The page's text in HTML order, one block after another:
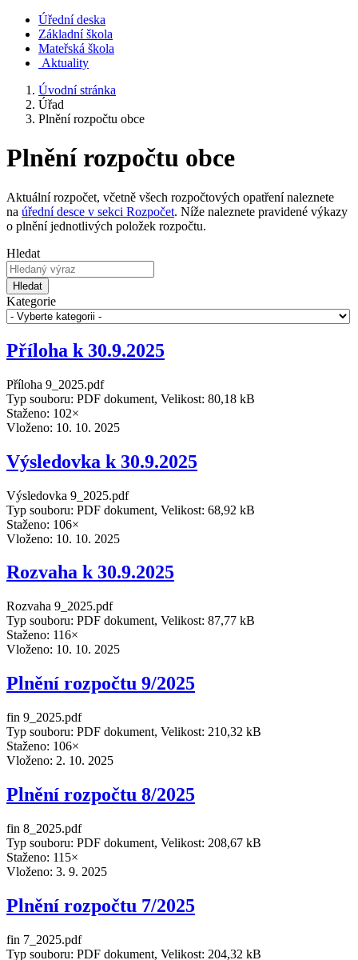
Úřední deska
Základní škola
Mateřská škola
Aktuality
Úvodní stránka
Úřad
Plnění rozpočtu obce
Plnění rozpočtu obce
Aktuální rozpočet, včetně všech rozpočtových opatření naleznete
na úřední desce v sekci Rozpočet. Níže naleznete pravidené výkazy
o plnění jednotlivých položek rozpočtu.
Hledat
Hledat
Kategorie
Příloha k 30.9.2025
Příloha 9_2025.pdf
Typ souboru: PDF dokument, Velikost: 80,18 kB
Staženo: 102×
Vloženo: 10. 10. 2025
Výsledovka k 30.9.2025
Výsledovka 9_2025.pdf
Typ souboru: PDF dokument, Velikost: 68,92 kB
Staženo: 106×
Vloženo: 10. 10. 2025
Rozvaha k 30.9.2025
Rozvaha 9_2025.pdf
Typ souboru: PDF dokument, Velikost: 87,77 kB
Staženo: 116×
Vloženo: 10. 10. 2025
Plnění rozpočtu 9/2025
fin 9_2025.pdf
Typ souboru: PDF dokument, Velikost: 210,32 kB
Staženo: 106×
Vloženo: 2. 10. 2025
Plnění rozpočtu 8/2025
fin 8_2025.pdf
Typ souboru: PDF dokument, Velikost: 208,67 kB
Staženo: 115×
Vloženo: 3. 9. 2025
Plnění rozpočtu 7/2025
fin 7_2025.pdf
Typ souboru: PDF dokument, Velikost: 204,32 kB